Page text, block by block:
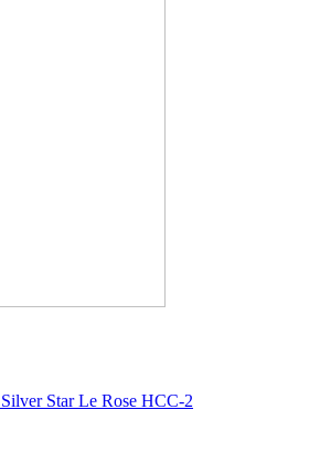
Star Le Rose НСС-2